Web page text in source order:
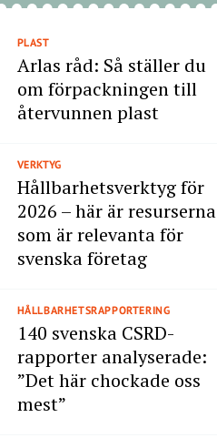
PLAST
Arlas råd: Så ställer du
om förpackningen till
återvunnen plast
VERKTYG
Hållbarhetsverktyg för
2026 – här är resurserna
som är relevanta för
svenska företag
HÅLLBARHETSRAPPORTERING
140 svenska CSRD-
rapporter analyserade:
”Det här chockade oss
mest”